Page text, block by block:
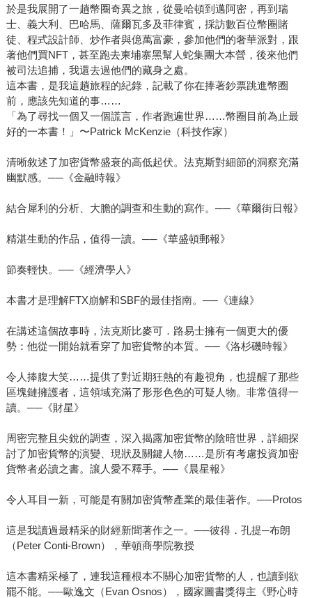
於是我展開了一趟幣圈奇異之旅，從曼哈頓到邁阿密，再到瑞
士、義大利、巴哈馬、薩爾瓦多及菲律賓，採訪數百位幣圈賭
徒、程式設計師、炒作者與億萬富豪，參加他們的奢華派對，跟
著他們買NFT，甚至跑去柬埔寨黑幫人蛇集團大本營，後來他們
被司法追捕，我還去過他們的藏身之處。
這本書，是我這趟旅程的紀錄，記載了你在捧著鈔票跳進幣圈
前，應該先知道的事……
「為了尋找一個又一個謊言，作者跑遍世界……幣圈目前為止最
好的一本書！」〜Patrick McKenzie（科技作家）
清晰敘述了加密貨幣盛衰的高低起伏。法克斯對細節的洞察充滿
幽默感。──《金融時報》
結合犀利的分析、大膽的調查和生動的寫作。──《華爾街日報》
精湛生動的作品，值得一讀。──《華盛頓郵報》
節奏輕快。──《經濟學人》
本書才是理解FTX崩解和SBF的最佳指南。──《連線》
在講述這個故事時，法克斯比麥可．路易士擁有一個更大的優
勢：他從一開始就看穿了加密貨幣的本質。──《洛杉磯時報》
令人捧腹大笑……提供了對近期狂熱的有趣視角，也提醒了那些
區塊鏈擁護者，這領域充滿了形形色色的可疑人物。非常值得一
讀。──《財星》
周密完整且尖銳的調查，深入揭露加密貨幣的陰暗世界，詳細探
討了加密貨幣的演變、現狀及關鍵人物……是所有考慮投資加密
貨幣者必讀之書。讓人愛不釋手。──《晨星報》
令人耳目一新，可能是有關加密貨幣產業的最佳著作。──Protos
這是我讀過最精采的財經新聞著作之一。──彼得．孔提─布朗
（Peter Conti-Brown），華頓商學院教授
這本書精采極了，連我這種根本不關心加密貨幣的人，也讀到欲
罷不能。──歐逸文（Evan Osnos），國家圖書獎得主《野心時